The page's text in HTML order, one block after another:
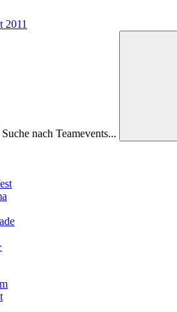
Suche nach Teamevents...